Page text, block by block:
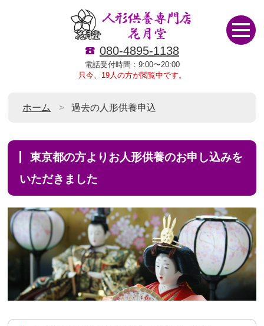
080-4895-1138
電話受付時間：9:00〜20:00
只今、19人の方が閲覧中です。
ホーム 過去の人形供養申込
東京都の方よりお人形供養のお申し込みを
いただきました